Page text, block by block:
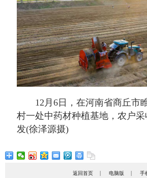
12月6日，在河南省商丘市
村一处中药材种植基地，农户
发(徐泽源摄)
返回首页 | 电脑版 | 手